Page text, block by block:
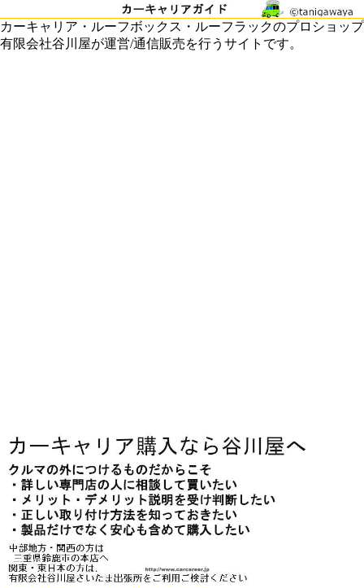
カーキャリア・ルーフボックス・ルーフラックのプロショップ
有限会社谷川屋が運営/通信販売を行うサイトです。